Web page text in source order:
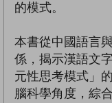
的模式。
本書從中國語言
係，揭示漢語文
元性思考模式」
腦科學角度，綜